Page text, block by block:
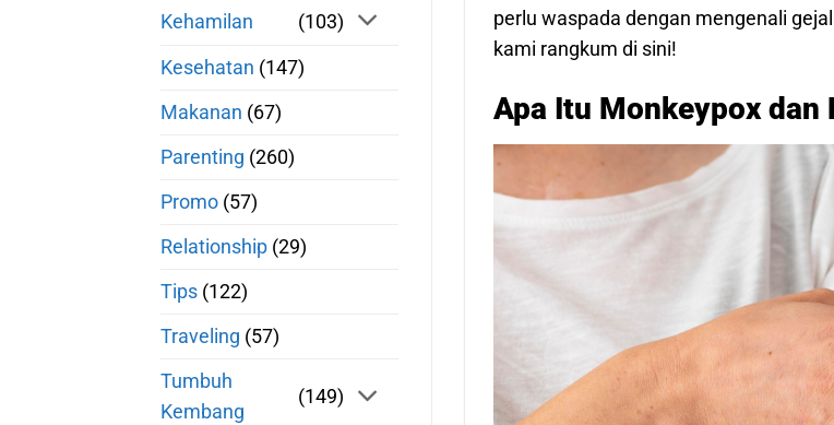
Kehamilan (103)
Kesehatan (147)
Makanan (67)
Parenting (260)
Promo (57)
Relationship (29)
Tips (122)
Traveling (57)
Tumbuh
Kembang
(149)
perlu waspada dengan mengenali
kami rangkum di sini!
Apa Itu Monkeypox dan